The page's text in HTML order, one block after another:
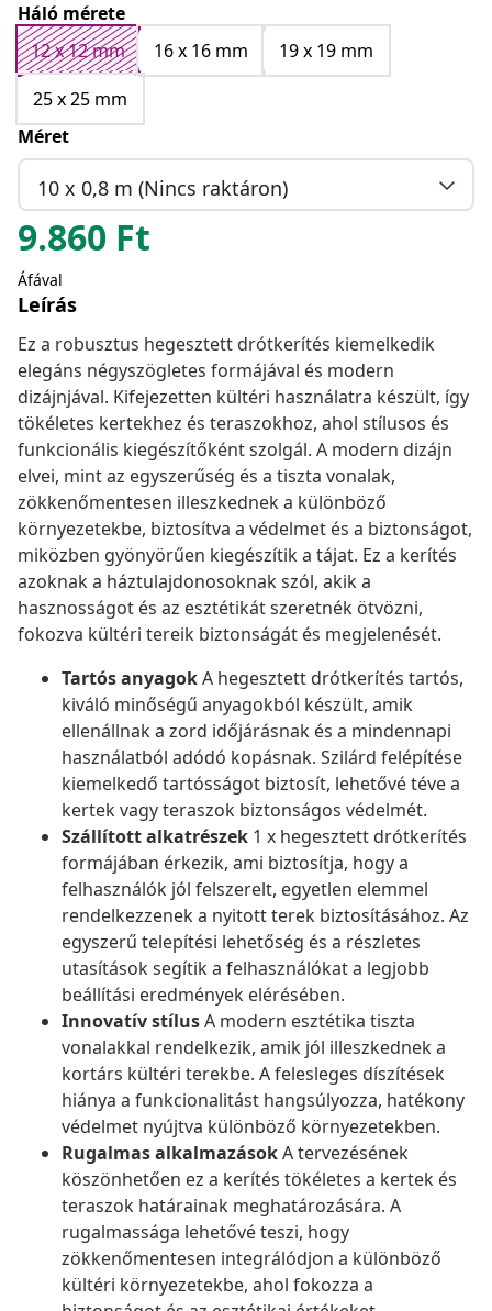
Háló mérete
12 x 12 mm
16 x 16 mm
19 x 19 mm
25 x 25 mm
Méret
10 x 0,8 m (Nincs raktáron)
9.860 Ft
Áfával
Leírás
Ez a robusztus hegesztett drótkerítés kiemelkedik
elegáns négyszögletes formájával és modern
dizájnjával. Kifejezetten kültéri használatra készült, így
tökéletes kertekhez és teraszokhoz, ahol stílusos és
funkcionális kiegészítőként szolgál. A modern dizájn
elvei, mint az egyszerűség és a tiszta vonalak,
zökkenőmentesen illeszkednek a különböző
környezetekbe, biztosítva a védelmet és a biztonságot,
miközben gyönyörűen kiegészítik a tájat. Ez a kerítés
azoknak a háztulajdonosoknak szól, akik a
hasznosságot és az esztétikát szeretnék ötvözni,
fokozva kültéri tereik biztonságát és megjelenését.
Tartós anyagokA hegesztett drótkerítés tartós,
kiváló minőségű anyagokból készült, amik
ellenállnak a zord időjárásnak és a mindennapi
használatból adódó kopásnak. Szilárd felépítése
kiemelkedő tartósságot biztosít, lehetővé téve a
kertek vagy teraszok biztonságos védelmét.
Szállított alkatrészek 1 x hegesztett drótkerítés
formájában érkezik, ami biztosítja, hogy a
felhasználók jól felszerelt, egyetlen elemmel
rendelkezzenek a nyitott terek biztosításához. Az
egyszerű telepítési lehetőség és a részletes
utasítások segítik a felhasználókat a legjobb
beállítási eredmények elérésében.
Innovatív stílusA modern esztétika tiszta
vonalakkal rendelkezik, amik jól illeszkednek a
kortárs kültéri terekbe. A felesleges díszítések
hiánya a funkcionalitást hangsúlyozza, hatékony
védelmet nyújtva különböző környezetekben.
Rugalmas alkalmazásokA tervezésének
köszönhetően ez a kerítés tökéletes a kertek és
teraszok határainak meghatározására. A
rugalmassága lehetővé teszi, hogy
zökkenőmentesen integrálódjon a különböző
kültéri környezetekbe, ahol fokozza a